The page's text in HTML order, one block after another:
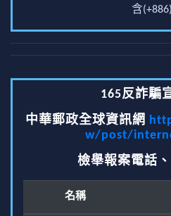
含
165反詐騙
中華郵政全球資訊網
w/post/
檢舉報案電話
名稱